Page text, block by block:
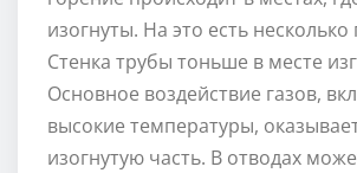
изогнуты. На это есть
Стенка трубы тоньше в месте
Основное воздействие газов,
высокие температуры,
изогнутую часть. В отводах